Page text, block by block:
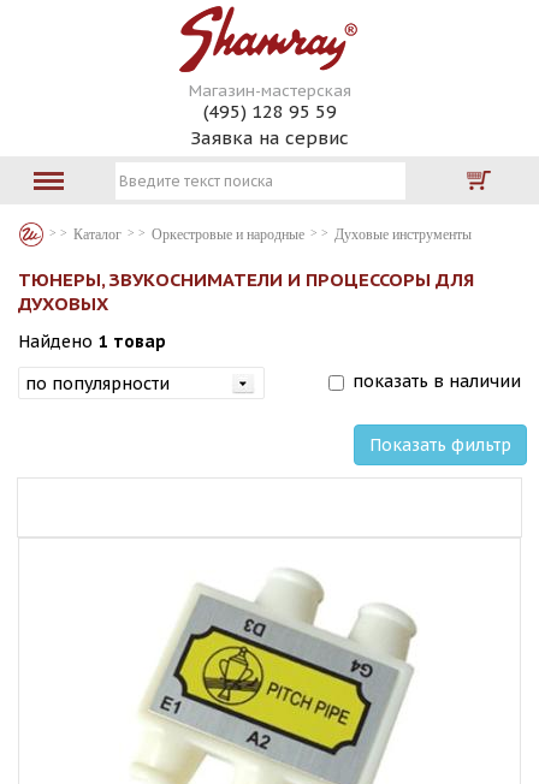
Магазин-мастерская
(495) 128 95 59
Заявка на сервис
Каталог Оркестровые и народные Духовые инструменты
ТЮНЕРЫ, ЗВУКОСНИМАТЕЛИ И ПРОЦЕССОРЫ ДЛЯ
ДУХОВЫХ
Найдено 1 товар
показать в наличии
Показать фильтр